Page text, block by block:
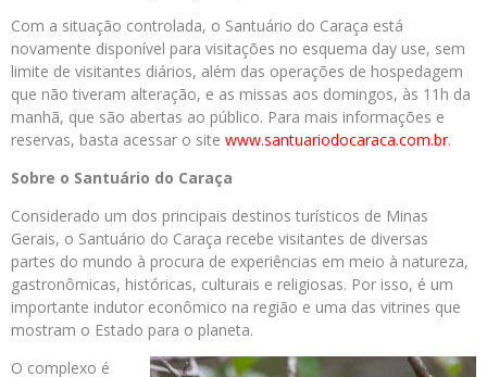
Com a situação controlada, o Santuário do Caraça está
novamente disponível para visitações no esquema day use, sem
limite de visitantes diários, além das operações de hospedagem
que não tiveram alteração, e as missas aos domingos, às 11h da
manhã, que são abertas ao público. Para mais informações e
reservas, basta acessar o site www.santuariodocaraca.com.br.
Sobre o Santuário do Caraça
Considerado um dos principais destinos turísticos de Minas
Gerais, o Santuário do Caraça recebe visitantes de diversas
partes do mundo à procura de experiências em meio à natureza,
gastronômicas, históricas, culturais e religiosas. Por isso, é um
importante indutor econômico na região e uma das vitrines que
mostram o Estado para o planeta.
O complexo é